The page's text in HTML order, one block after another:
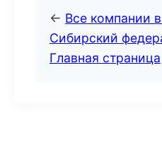
← Все компании
Сибирский
Главная страница